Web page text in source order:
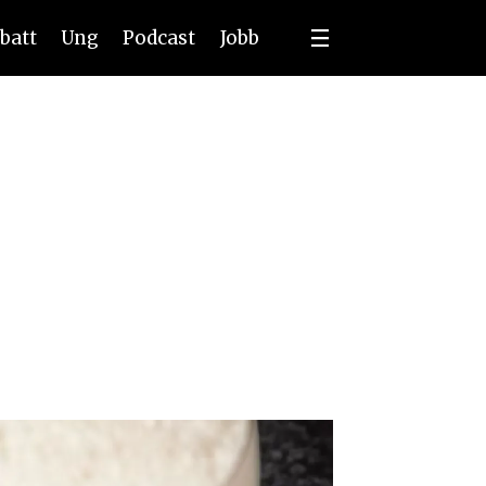
Ung Podcast Jobb